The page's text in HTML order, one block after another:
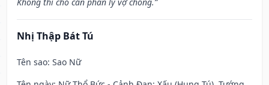
Nhị Thập Bát Tú
Tên sao: Sao Nữ